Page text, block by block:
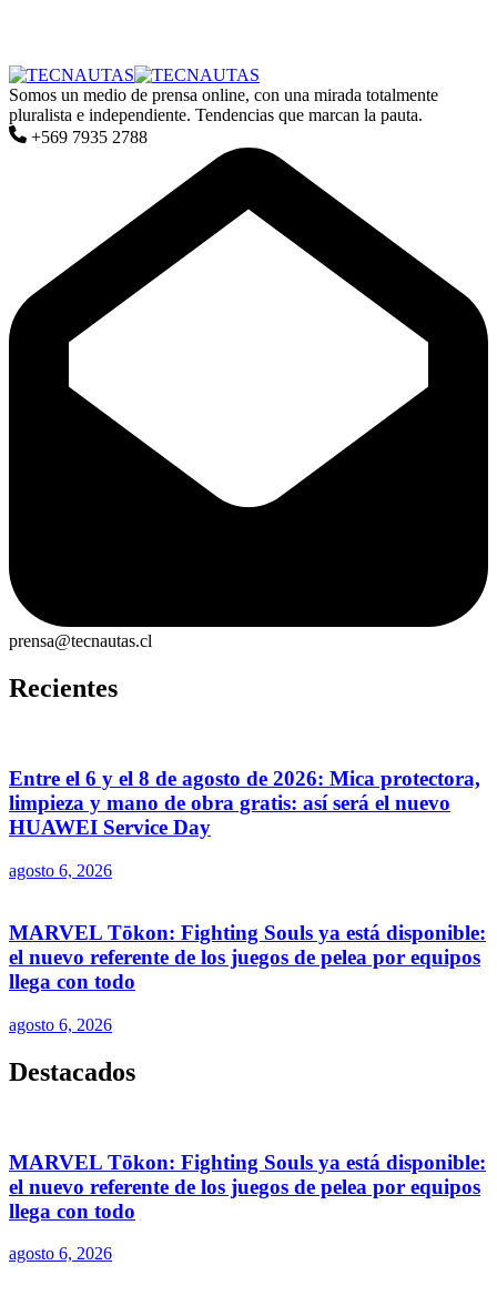
Somos un medio de prensa online, con una mirada totalmente
pluralista e independiente. Tendencias que marcan la pauta.
+569 7935 2788
prensa@tecnautas.cl
Recientes
Entre el 6 y el 8 de agosto de 2026: Mica protectora,
limpieza y mano de obra gratis: así será el nuevo
HUAWEI Service Day
agosto 6, 2026
MARVEL Tōkon: Fighting Souls ya está disponible:
el nuevo referente de los juegos de pelea por equipos
llega con todo
agosto 6, 2026
Destacados
MARVEL Tōkon: Fighting Souls ya está disponible:
el nuevo referente de los juegos de pelea por equipos
llega con todo
agosto 6, 2026